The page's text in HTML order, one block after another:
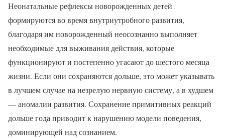
Неонатальные рефлексы новорожденных детей
формируются во время внутриутробного развития,
благодаря им новорожденный неосознанно выполняет
необходимые для выживания действия, которые
функционируют и постепенно угасают до шестого месяца
жизни. Если они сохраняются дольше, это может указывать
в лучшем случае на незрелую нервную систему, а в худшем
— аномалии развития. Сохранение примитивных реакций
дольше года приводит к нарушению модели поведения,
доминирующей над сознанием.